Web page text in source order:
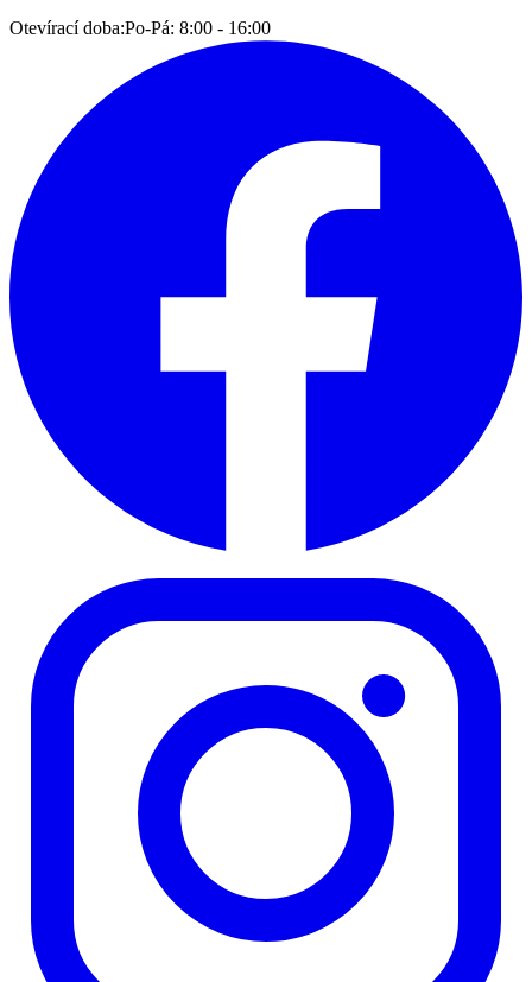
Otevírací doba:Po-Pá: 8:00 - 16:00